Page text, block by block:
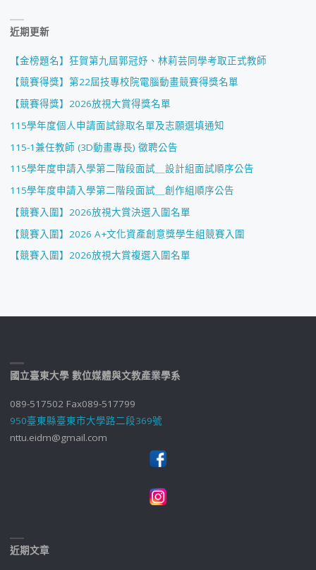
近期更新
【金榜題名】狂賀第九屆郭冠妤、林莉芸同學考取正式教師
【競賽得獎】第22屆技專校院電腦動畫競賽得獎名單
【競賽得獎】2026放視大賞得獎名單
115學年度個人申請面試錄取名單及志願選填通知
115-1兼任教師 (3D動畫專長) 徵聘公告
115學年度申請入學第二階段面試＿設計組面試順序公告
115學年度申請入學第二階段面試＿創作組順序公告
【競賽入圍】2026放視大賞決選入圍名單
【競賽入圍】2026 A+文化資產創意獎學生組競賽入圍
【競賽入圍】2026放視大賞複選入圍名單
國立臺東大學 數位媒體與文教產業學系
089-517502 Fax089-517799
950臺東縣臺東市大學路二段369號
nttu.eidm@gmail.com
近期文章